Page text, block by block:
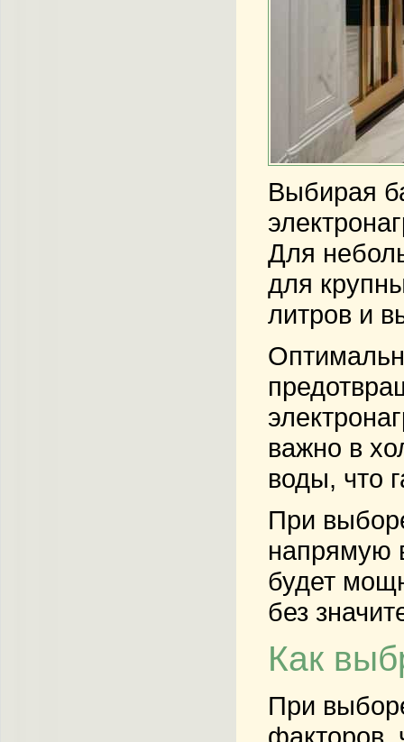
Выбирая
Для
для
литров и
важно в
воды, что
При
напрямую
будет
без
Как
При